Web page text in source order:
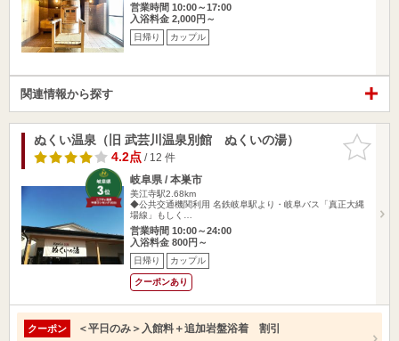
営業時間 10:00～17:00
入浴料金 2,000円～
日帰り カップル
関連情報から探す
お気に入
りに追加
ぬくい温泉（旧 武芸川温泉別館 ぬくいの湯）
4.2点/ 12 件
岐阜県 / 本巣市
美江寺駅2.68km
◆公共交通機関利用 名鉄岐阜駅より・岐阜バス「真正大縄
場線」もしく…
営業時間 10:00～24:00
入浴料金 800円～
日帰り カップル
クーポンあり
クーポン ＜平日のみ＞入館料＋追加岩盤浴着 割引